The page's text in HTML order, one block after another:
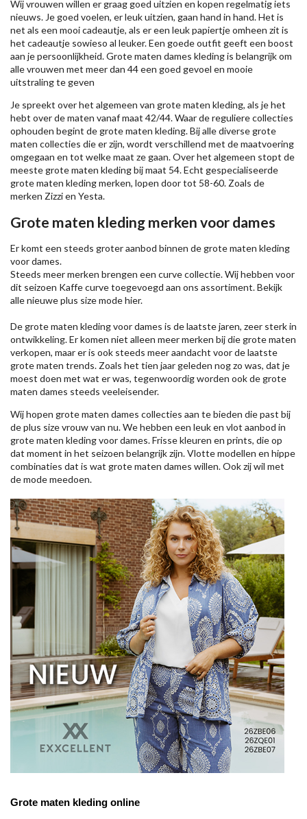
Wij vrouwen willen er graag goed uitzien en kopen regelmatig iets
nieuws. Je goed voelen, er leuk uitzien, gaan hand in hand. Het is
net als een mooi cadeautje, als er een leuk papiertje omheen zit is
het cadeautje sowieso al leuker. Een goede outfit geeft een boost
aan je persoonlijkheid. Grote maten dames kleding is belangrijk om
alle vrouwen met meer dan 44 een goed gevoel en mooie
uitstraling te geven
Je spreekt over het algemeen van grote maten kleding, als je het
hebt over de maten vanaf maat 42/44. Waar de reguliere collecties
ophouden begint de grote maten kleding. Bij alle diverse grote
maten collecties die er zijn, wordt verschillend met de maatvoering
omgegaan en tot welke maat ze gaan. Over het algemeen stopt de
meeste grote maten kleding bij maat 54. Echt gespecialiseerde
grote maten kleding merken, lopen door tot 58-60. Zoals de
merken Zizzien Yesta.
Grote maten kleding merken voor dames
Er komt een steeds groter aanbod binnen de grote maten kleding
voor dames.
Steeds meer merken brengen een curve collectie. Wij hebben voor
dit seizoen Kaffecurve toegevoegd aan ons assortiment. Bekijk
alle nieuweplus size modehier.
De grote maten kleding voor dames is de laatste jaren, zeer sterk in
ontwikkeling. Er komen niet alleen meer merken bij die grote maten
verkopen, maar er is ook steeds meer aandacht voor de laatste
grote maten trends. Zoals het tien jaar geleden nog zo was, dat je
moest doen met wat er was, tegenwoordig worden ook de grote
maten dames steeds veeleisender.
Wij hopen grote maten dames collecties aan te bieden die past bij
de plus size vrouw van nu. We hebben een leuk en vlot aanbod in
grote maten kleding voor dames. Frisse kleuren en prints, die op
dat moment in het seizoen belangrijk zijn. Vlotte modellen en hippe
combinaties dat is wat grote maten dames willen. Ook zij wil met
de mode meedoen.
Grote maten kleding online